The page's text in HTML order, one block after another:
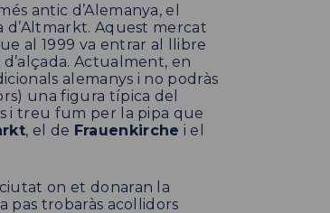
antic d’Alemanya, el
d’Altmarkt. Aquest mercat
al 1999 va entrar al llibre
Actualment, en
alemanys i no podràs
una figura típica del
i treu fum per la pipa que
, el de Frauenkirche i el
on et donaran la
pas trobaràs acollidors